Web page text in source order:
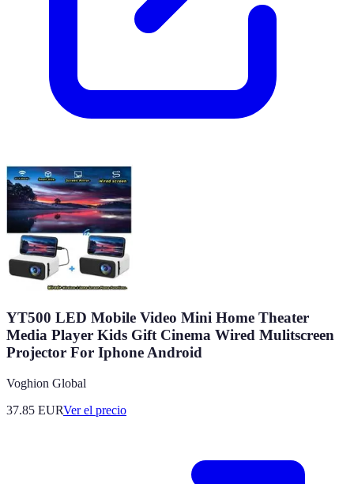
YT500 LED Mobile Video Mini Home Theater
Media Player Kids Gift Cinema Wired Mulitscreen
Projector For Iphone Android
Voghion Global
37.85 EURVer el precio